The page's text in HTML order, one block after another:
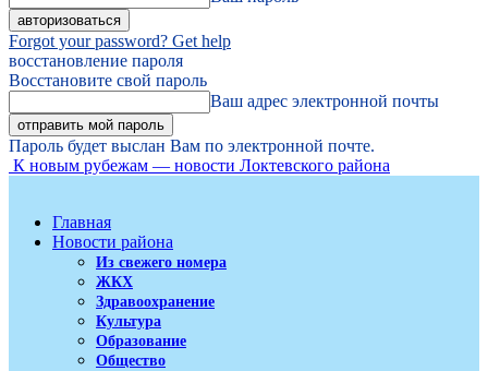
Forgot your password? Get help
восстановление пароля
Восстановите свой пароль
Ваш адрес электронной почты
Пароль будет выслан Вам по электронной почте.
К новым рубежам — новости Локтевского района
Главная
Новости района
Из свежего номера
ЖКХ
Здравоохранение
Культура
Образование
Общество